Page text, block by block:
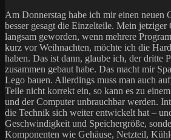
Am Donnerstag habe ich mir einen neuen
besser gesagt die Einzelteile. Mein jetziger
langsam geworden, wenn mehrere
kurz vor Weihnachten, möchte ich die
haben. Das ist dann, glaube ich, der dritte
zusammen gebaut habe. Das macht mir
Lego bauen. Allerdings muss man auch
Teile nicht korrekt ein, so kann es zu
und der Computer unbrauchbar werden.
die Technik sich weiter entwickelt hat –
Geschwindigkeit und Speichergröße,
Komponenten wie Gehäuse, Netzteil,